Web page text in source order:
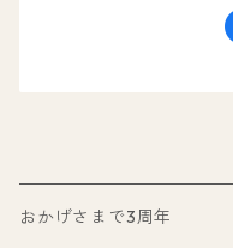
おかげさまで3周年